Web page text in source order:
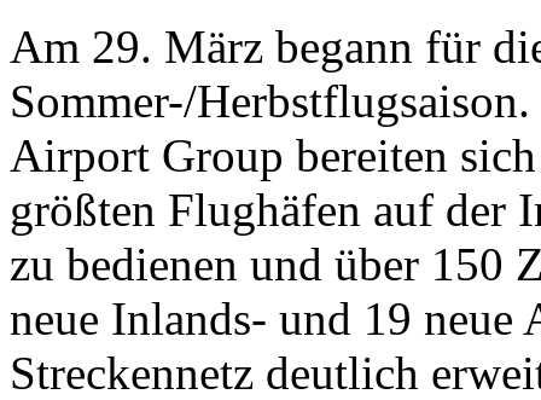
Am 29. März begann für
Sommer-/
Airport Group bereiten
größten Flughäfen auf der
zu bedienen und über 150
neue Inlands- und 19 neue
Streckennetz deutlich